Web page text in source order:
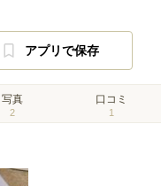
アプリで保存
写真
2
口コミ
1